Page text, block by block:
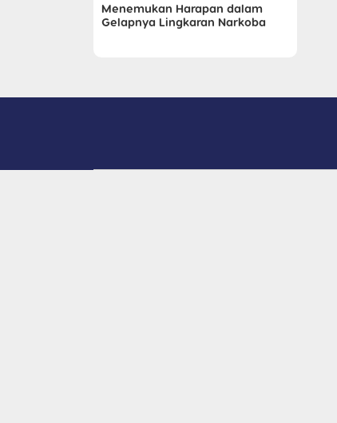
Menemukan Harapan dalam
Gelapnya Lingkaran Narkoba